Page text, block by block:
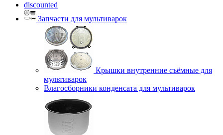
discounted
Запчасти для мультиварок
Крышки внутренние съёмные для
мультиварок
Влагосборники конденсата для мультиварок